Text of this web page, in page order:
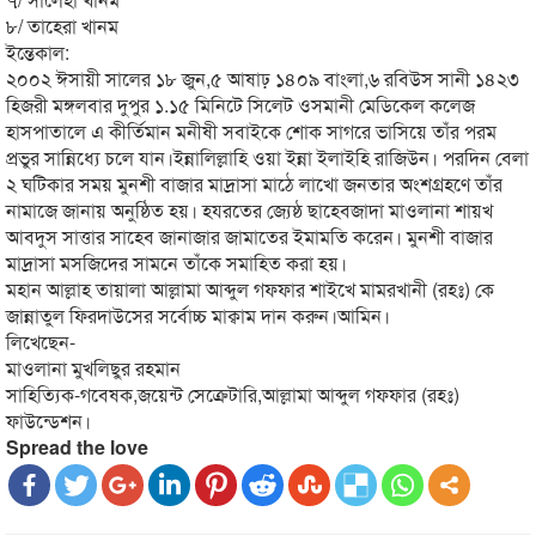
৮/ তাহেরা খানম
ইন্তেকাল:
২০০২ ঈসায়ী সালের ১৮ জুন,৫ আষাঢ় ১৪০৯ বাংলা,৬ রবিউস সানী ১৪২৩
হিজরী মঙ্গলবার দুপুর ১.১৫ মিনিটে সিলেট ওসমানী মেডিকেল কলেজ
হাসপাতালে এ কীর্তিমান মনীষী সবাইকে শোক সাগরে ভাসিয়ে তাঁর পরম
প্রভুর সান্নিধ্যে চলে যান।ইন্নালিল্লাহি ওয়া ইন্না ইলাইহি রাজিউন। পরদিন বেলা
২ ঘটিকার সময় মুনশী বাজার মাদ্রাসা মাঠে লাখো জনতার অংশগ্রহণে তাঁর
নামাজে জানায় অনুষ্ঠিত হয়। হযরতের জ্যেষ্ঠ ছাহেবজাদা মাওলানা শায়খ
আবদুস সাত্তার সাহেব জানাজার জামাতের ইমামতি করেন। মুনশী বাজার
মাদ্রাসা মসজিদের সামনে তাঁকে সমাহিত করা হয়।
মহান আল্লাহ তায়ালা আল্লামা আব্দুল গফফার শাইখে মামরখানী (রহঃ) কে
জান্নাতুল ফিরদাউসের সর্বোচ্চ মাক্বাম দান করুন।আমিন।
লিখেছেন-
মাওলানা মুখলিছুর রহমান
সাহিত্যিক-গবেষক,জয়েন্ট সেক্রেটারি,আল্লামা আব্দুল গফফার (রহঃ)
ফাউন্ডেশন।
Spread the love